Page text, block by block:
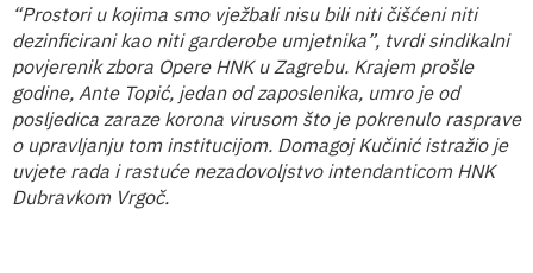
“Prostori u kojima smo vježbali nisu bili niti čišćeni niti
dezinficirani kao niti garderobe umjetnika”, tvrdi sindikalni
povjerenik zbora Opere HNK u Zagrebu. Krajem prošle
godine, Ante Topić, jedan od zaposlenika, umro je od
posljedica zaraze korona virusom što je pokrenulo rasprave
o upravljanju tom institucijom. Domagoj Kučinić istražio je
uvjete rada i rastuće nezadovoljstvo intendanticom HNK
Dubravkom Vrgoč.